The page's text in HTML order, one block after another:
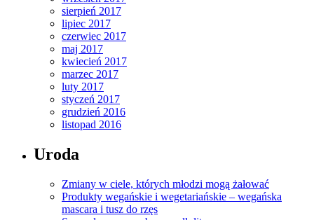
sierpień 2017
lipiec 2017
czerwiec 2017
maj 2017
kwiecień 2017
marzec 2017
luty 2017
styczeń 2017
grudzień 2016
listopad 2016
Uroda
Zmiany w ciele, których młodzi mogą żałować
Produkty wegańskie i wegetariańskie – wegańska
mascara i tusz do rzęs